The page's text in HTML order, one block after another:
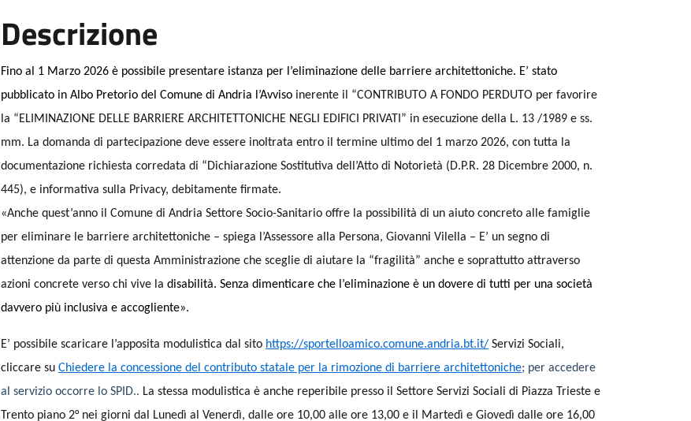
Descrizione
Fino al 1 Marzo 2026 è possibile presentare istanza per l’eliminazione delle barriere architettoniche. E’ stato
pubblicato in Albo Pretorio del Comune di Andria l’Avvisoinerente il “CONTRIBUTO A FONDO PERDUTO per favorire
la “ELIMINAZIONE DELLE BARRIERE ARCHITETTONICHE NEGLI EDIFICI PRIVATI” in esecuzione della L. 13 /1989 e ss.
mm. La domanda di partecipazione deve essere inoltrata entro il termine ultimo del 1 marzo 2026, con tutta la
documentazione richiesta corredata di “Dichiarazione Sostitutiva dell’Atto di Notorietà (D.P.R. 28 Dicembre 2000, n.
445), e informativa sulla Privacy, debitamente firmate.
«Anche quest’anno il Comune di Andria Settore Socio-Sanitario offre la possibilità di un aiuto concreto alle famiglie
per eliminare le barriere architettoniche – spiega l’Assessore alla Persona, Giovanni Vilella – E’ un segno di
attenzione da parte di questa Amministrazione che sceglie di aiutare la “fragilità” anche e soprattutto attraverso
azioni concrete verso chi vive la disabilità. Senza dimenticare che l’eliminazione è un dovere di tutti per una società
davvero più inclusiva e accogliente».
E’ possibile scaricare l’apposita modulistica dal sito https://sportelloamico.comune.andria.bt.it/Servizi Sociali,
cliccare su Chiedere la concessione del contributo statale per la rimozione di barriere architettoniche; per accedere
al servizio occorre lo SPID.. La stessa modulistica è anche reperibile presso il Settore Servizi Sociali di Piazza Trieste e
Trento piano 2° nei giorni dal Lunedì al Venerdì, dalle ore 10,00 alle ore 13,00 e il Martedì e Giovedì dalle ore 16,00